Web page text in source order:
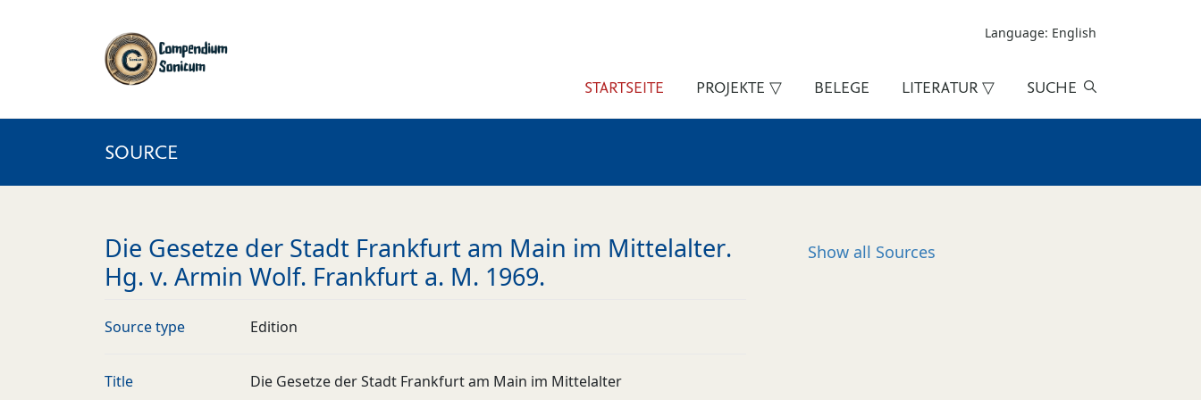
Language: English
STARTSEITE PROJEKTE ▽ BELEGE LITERATUR ▽ SUCHE
SOURCE
Die Gesetze der Stadt Frankfurt am Main im Mittelalter.
Hg. v. Armin Wolf. Frankfurt a. M. 1969.
Source type Edition
Title Die Gesetze der Stadt Frankfurt am Main im Mittelalter
Show all Sources